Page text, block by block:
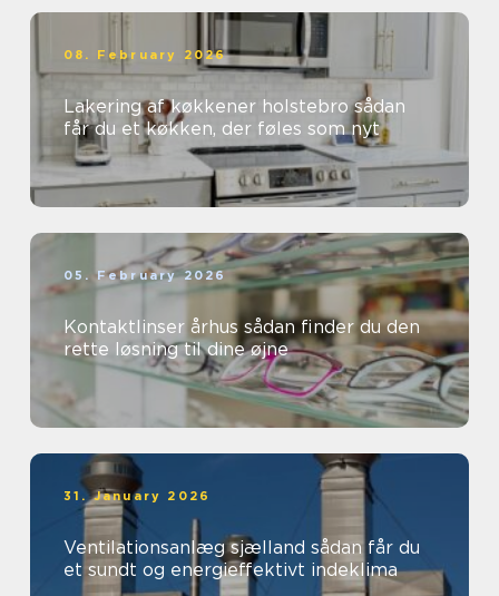
08. February 2026
Lakering af køkkener holstebro sådan
får du et køkken, der føles som nyt
05. February 2026
Kontaktlinser århus sådan finder du den
rette løsning til dine øjne
31. January 2026
Ventilationsanlæg sjælland sådan får du
et sundt og energieffektivt indeklima